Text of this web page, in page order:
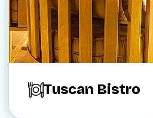
Tuscan Bistro